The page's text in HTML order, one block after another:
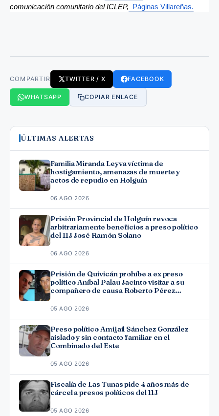
comunicación comunitario del ICLEP,
Páginas Villareñas.
COMPARTIR TWITTER / X FACEBOOK
WHATSAPP COPIAR ENLACE
ÚLTIMAS ALERTAS
Familia Miranda Leyva víctima de
hostigamiento, amenazas de muerte y
actos de repudio en Holguín
06 AGO 2026
Prisión Provincial de Holguín revoca
arbitrariamente beneficios a preso político
del 11J José Ramón Solano
06 AGO 2026
Prisión de Quivicán prohíbe a ex preso
político Aníbal Palau Jacinto visitar a su
compañero de causa Roberto Pérez
05 AGO 2026
Preso político Amijail Sánchez González
aislado y sin contacto familiar en el
Combinado del Este
05 AGO 2026
Fiscalía de Las Tunas pide 4 años más de
cárcel a presos políticos del 11J
05 AGO 2026